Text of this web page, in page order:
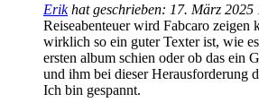
Erikhat geschrieben: 17. März 2025
Reiseabenteuer wird Fabcaro zeigen
wirklich so ein guter Texter ist, wie
ersten album schien oder ob das ein
und ihm bei dieser Herausforderung
Ich bin gespannt.